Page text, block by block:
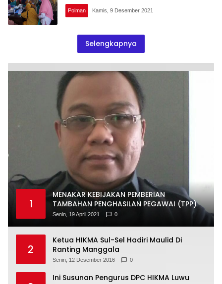
Polman Kamis, 9 Desember 2021
Selengkapnya
1
MENAKAR KEBIJAKAN PEMBERIAN
TAMBAHAN PENGHASILAN PEGAWAI (TPP)
Senin, 19 April 2021 0
2
Ketua HIKMA Sul-Sel Hadiri Maulid Di
Ranting Manggala
Senin, 12 Desember 2016 0
Ini Susunan Pengurus DPC HIKMA Luwu